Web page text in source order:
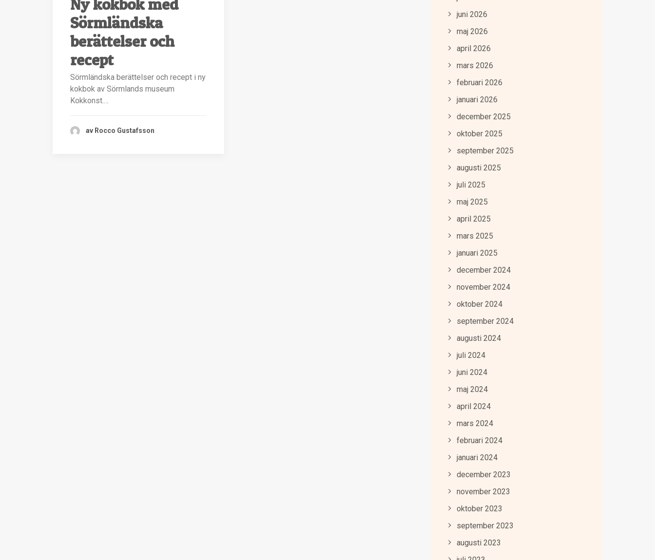
Ny kokbok med
Sörmländska
berättelser och
recept
Sörmländska berättelser och recept i ny
kokbok av Sörmlands museum
Kokkonst.…
av Rocco Gustafsson
juni 2026
maj 2026
april 2026
mars 2026
februari 2026
januari 2026
december 2025
oktober 2025
september 2025
augusti 2025
juli 2025
maj 2025
april 2025
mars 2025
januari 2025
december 2024
november 2024
oktober 2024
september 2024
augusti 2024
juli 2024
juni 2024
maj 2024
april 2024
mars 2024
februari 2024
januari 2024
december 2023
november 2023
oktober 2023
september 2023
augusti 2023